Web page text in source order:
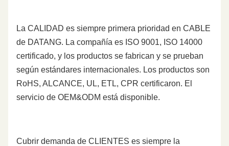
La CALIDAD es siempre primera prioridad en CABLE
de DATANG. La compañía es ISO 9001, ISO 14000
certificado, y los productos se fabrican y se prueban
según estándares internacionales. Los productos son
RoHS, ALCANCE, UL, ETL, CPR certificaron. El
servicio de OEM&ODM está disponible.
Cubrir demanda de CLIENTES es siempre la